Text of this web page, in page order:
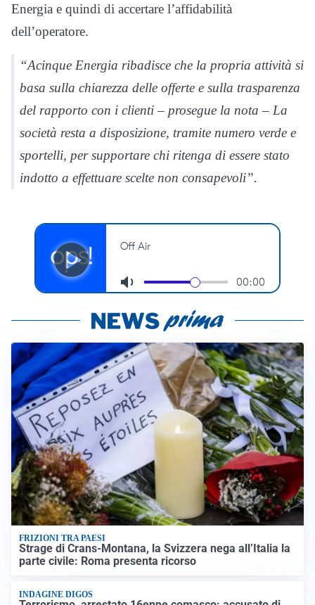
Energia e quindi di accertare l’affidabilità
dell’operatore.
“Acinque Energia ribadisce che la propria attività si
basa sulla chiarezza delle offerte e sulla trasparenza
del rapporto con i clienti – prosegue la nota – La
società resta a disposizione, tramite numero verde e
sportelli, per supportare chi ritenga di essere stato
indotto a effettuare scelte non consapevoli”.
FRIZIONI TRA PAESI
Strage di Crans-Montana, la Svizzera nega all’Italia la
parte civile: Roma presenta ricorso
INDAGINE DIGOS